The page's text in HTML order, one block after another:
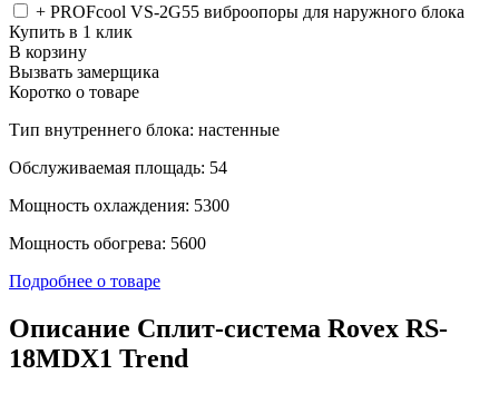
+ PROFcool VS-2G55 виброопоры для наружного блока
Купить в 1 клик
В корзину
Вызвать замерщика
Коротко о товаре
Тип внутреннего блока: настенные
Обслуживаемая площадь: 54
Мощность охлаждения: 5300
Мощность обогрева: 5600
Подробнее о товаре
Описание Сплит-система Rovex RS-
18MDX1 Trend